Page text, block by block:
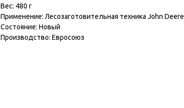
Вес: 480 г
Применение: Лесозаготовительная техника John Deere
Состояние: Новый
Производство: Евросоюз